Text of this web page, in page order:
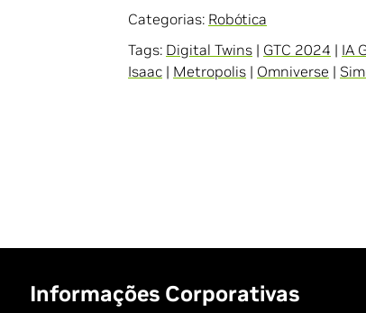
Categorias: Robótica
Tags: Digital Twins | GTC 2024 | IA
Isaac | Metropolis | Omniverse |
Informações Corporativas